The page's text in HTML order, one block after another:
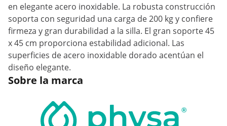
en elegante acero inoxidable. La robusta construcción
soporta con seguridad una carga de 200 kg y confiere
firmeza y gran durabilidad a la silla. El gran soporte 45
x 45 cm proporciona estabilidad adicional. Las
superficies de acero inoxidable dorado acentúan el
diseño elegante.
Sobre la marca